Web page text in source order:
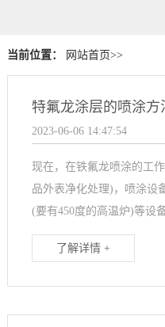
当前位置： 网站首页>>
特氟龙涂层的喷涂方
2023-06-06 14:47:54
现在，在铁氟龙喷涂的工
品外表净化处理)，喷涂设
(要有450度的高温炉)等设
了解详情 +